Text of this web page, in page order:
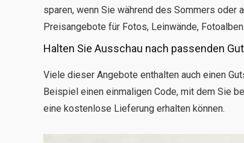
sparen, wenn Sie während des Sommers
Preisangebote für Fotos, Leinwände,
Halten Sie Ausschau nach passenden
Viele dieser Angebote enthalten auch einen
Beispiel einen einmaligen Code, mit dem Sie
eine kostenlose Lieferung erhalten können.